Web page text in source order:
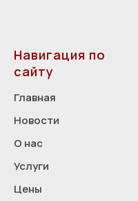
Навигация по
сайту
Главная
Новости
О нас
Услуги
Цены